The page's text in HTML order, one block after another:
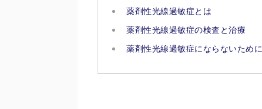
薬剤性光線過敏症とは
薬剤性光線過敏症の検査と治療
薬剤性光線過敏症にならないために